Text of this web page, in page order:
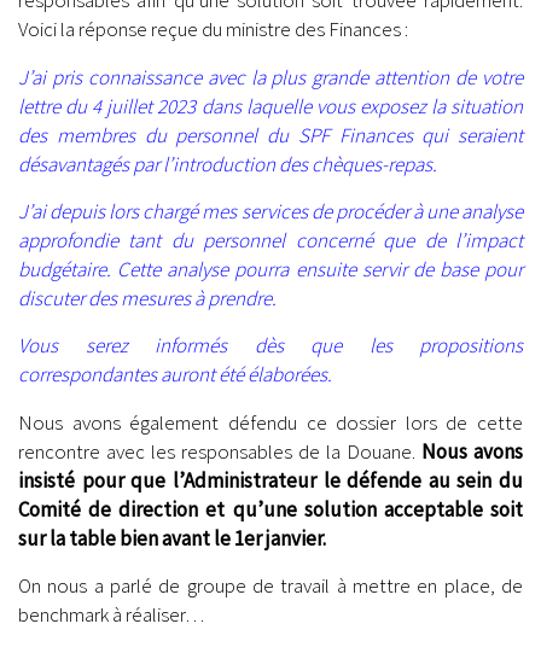
Voici la réponse reçue du ministre des Finances :
J’ai pris connaissance avec la plus grande attention de votre
lettre du 4 juillet 2023 dans laquelle vous exposez la situation
des membres du personnel du SPF Finances qui seraient
désavantagés par l’introduction des chèques-repas.
J’ai depuis lors chargé mes services de procéder à une analyse
approfondie tant du personnel concerné que de l’impact
budgétaire. Cette analyse pourra ensuite servir de base pour
discuter des mesures à prendre.
Vous serez informés dès que les propositions
correspondantes auront été élaborées.
Nous avons également défendu ce dossier lors de cette
rencontre avec les responsables de la Douane. Nous avons
insisté pour que l’Administrateur le défende au sein du
Comité de direction et qu’une solution acceptable soit
sur la table bien avant le 1er janvier.
On nous a parlé de groupe de travail à mettre en place, de
benchmark à réaliser…